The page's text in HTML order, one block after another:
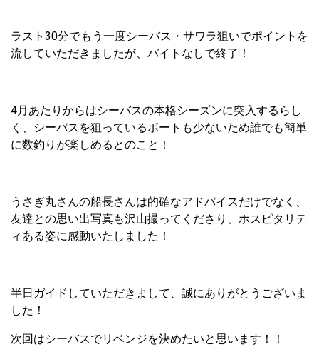
ラスト30分でもう一度シーバス・サワラ狙いでポイントを
流していただきましたが、バイトなしで終了！
4月あたりからはシーバスの本格シーズンに突入するらし
く、シーバスを狙っているボートも少ないため誰でも簡単
に数釣りが楽しめるとのこと！
うさぎ丸さんの船長さんは的確なアドバイスだけでなく、
友達との思い出写真も沢山撮ってくださり、ホスピタリテ
ィある姿に感動いたしました！
半日ガイドしていただきまして、誠にありがとうございま
した！
次回はシーバスでリベンジを決めたいと思います！！